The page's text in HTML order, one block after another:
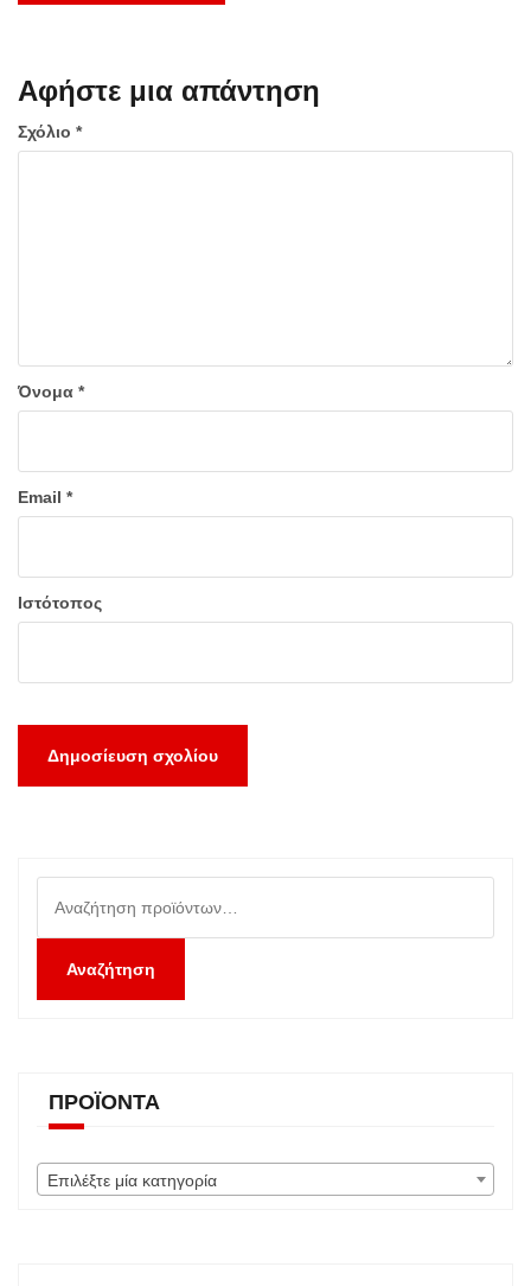
Αφήστε μια απάντηση
Σχόλιο *
Όνομα *
Email *
Ιστότοπος
για:
Αναζήτηση
ΠΡΟΪΌΝΤΑ
Επιλέξτε μία κατηγορία